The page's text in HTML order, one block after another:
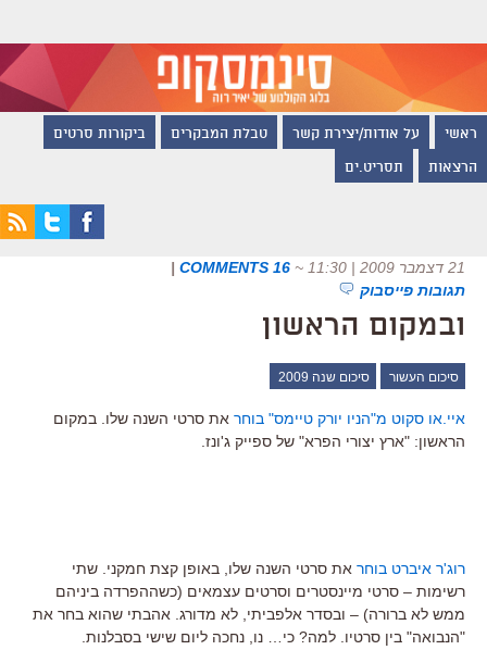
ראשי על אודות/יצירת קשר טבלת המבקרים ביקורות סרטים
הרצאות תסריט.ים
21 דצמבר 2009 | 11:30 ~
16 COMMENTS
|
תגובות פייסבוק
ובמקום הראשון
סיכום העשור סיכום שנה 2009
איי.או סקוט מ"הניו יורק טיימס" בוחר את סרטי השנה שלו. במקום
הראשון: "ארץ יצורי הפרא" של ספייק ג'ונז.
רוג'ר איברט בוחר את סרטי השנה שלו, באופן קצת חמקני. שתי
רשימות – סרטי מיינסטרים וסרטים עצמאים (כשההפרדה ביניהם
ממש לא ברורה) – ובסדר אלפביתי, לא מדורג. אהבתי שהוא בחר את
"הנבואה" בין סרטיו. למה? כי… נו, נחכה ליום שישי בסבלנות.